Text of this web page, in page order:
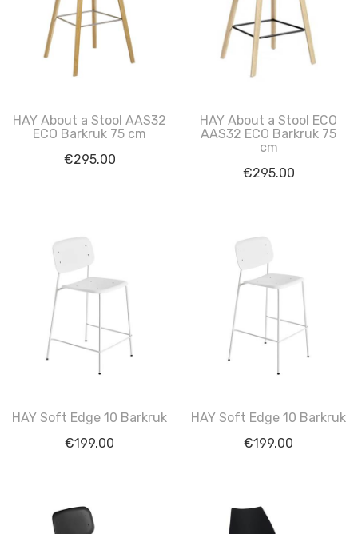
HAY About a Stool AAS32
ECO Barkruk 75 cm
€295.00
HAY About a Stool ECO
AAS32 ECO Barkruk 75
cm
€295.00
HAY Soft Edge 10 Barkruk
€199.00
HAY Soft Edge 10 Barkruk
€199.00